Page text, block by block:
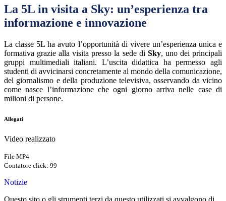
La 5L in visita a Sky: un’esperienza tra
informazione e innovazione
La classe 5L ha avuto l’opportunità di vivere un’esperienza unica e
formativa grazie alla visita presso la sede di Sky, uno dei principali
gruppi multimediali italiani. L’uscita didattica ha permesso agli
studenti di avvicinarsi concretamente al mondo della comunicazione,
del giornalismo e della produzione televisiva, osservando da vicino
come nasce l’informazione che ogni giorno arriva nelle case di
milioni di persone.
Allegati
Video realizzato
File MP4
Contatore click: 99
Notizie
Questo sito o gli strumenti terzi da questo utilizzati si avvalgono di